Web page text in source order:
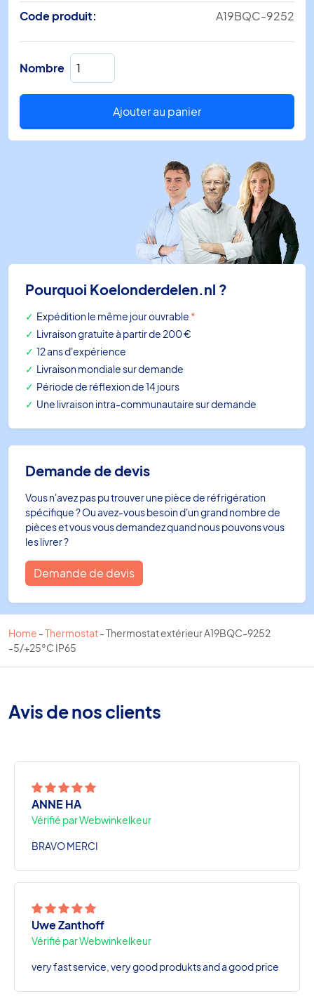
Code produit:
A19BQC-9252
Nombre quantité
de
Thermostat
extérieur
A19BQC-
9252
Ajouter au panier
Pourquoi Koelonderdelen.nl ?
Expédition le même jour ouvrable *
Livraison gratuite à partir de 200 €
12 ans d'expérience
Livraison mondiale sur demande
Période de réflexion de 14 jours
Une livraison intra-communautaire sur demande
Demande de devis
Vous n'avez pas pu trouver une pièce de réfrigération
spécifique ? Ou avez-vous besoin d'un grand nombre de
pièces et vous vous demandez quand nous pouvons vous
les livrer ?
Demande de devis
Home -Thermostat-Thermostat extérieur A19BQC-9252
-5/+25°C IP65
Avis de nos clients
ANNE HA
Vérifié par Webwinkelkeur
BRAVO MERCI
Uwe Zanthoff
Vérifié par Webwinkelkeur
very fast service, very good produkts and a good price